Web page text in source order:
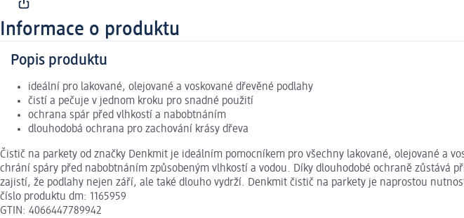
Informace o produktu
Popis produktu
ideální pro lakované, olejované a voskované dřevěné podlahy
čistí a pečuje v jednom kroku pro snadné použití
ochrana spár před vlhkostí a nabobtnáním
dlouhodobá ochrana pro zachování krásy dřeva
Čistič na parkety od značky Denkmit je ideálním pomocníkem pro všechny lakované, olejované a
chrání spáry před nabobtnáním způsobeným vlhkostí a vodou. Díky dlouhodobé ochraně zůstává
zajistí, že podlahy nejen září, ale také dlouho vydrží. Denkmit čistič na parkety je naprostou
číslo produktu dm: 1165959
GTIN: 4066447789942